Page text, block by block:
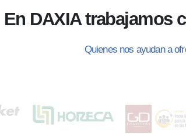
En DAXIA trabajamos
Quienes nos ayudan a